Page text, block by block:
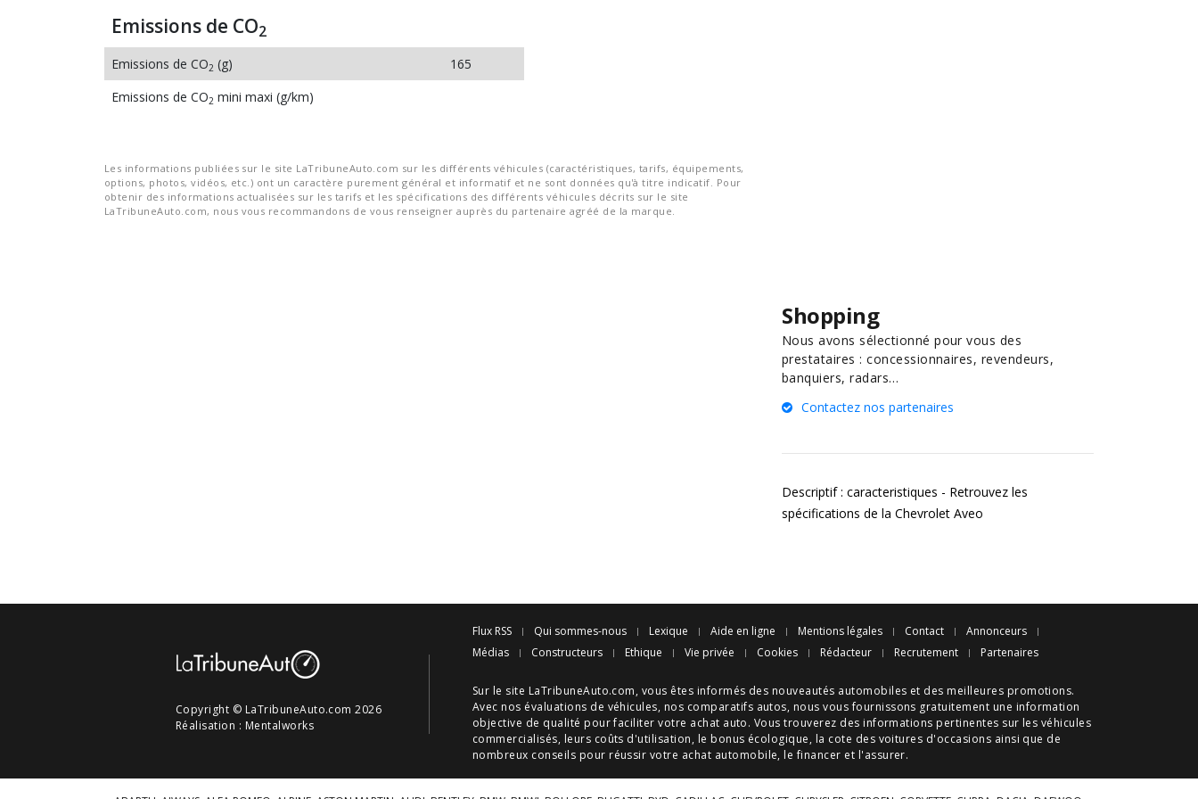
Emissions de CO2
Emissions de CO2 (g)
165
Emissions de CO2 mini maxi (g/km)
Les informations publiées sur le site LaTribuneAuto.com sur les différents véhicules (caractéristiques, tarifs, équipements,
options, photos, vidéos, etc.) ont un caractère purement général et informatif et ne sont données qu'à titre indicatif. Pour
obtenir des informations actualisées sur les tarifs et les spécifications des différents véhicules décrits sur le site
LaTribuneAuto.com, nous vous recommandons de vous renseigner auprès du partenaire agréé de la marque.
Shopping
Nous avons sélectionné pour vous des
prestataires : concessionnaires, revendeurs,
banquiers, radars…
Contactez nos partenaires
Descriptif : caracteristiques - Retrouvez les
spécifications de la Chevrolet Aveo
Copyright © LaTribuneAuto.com 2026
Réalisation : Mentalworks
Flux RSS Qui sommes-nous Lexique Aide en ligne Mentions légales Contact
Annonceurs
Médias
Constructeurs Ethique Vie privée Cookies Rédacteur Recrutement Partenaires
Sur le site LaTribuneAuto.com, vous êtes informés des nouveautés automobiles et des meilleures promotions.
Avec nos évaluations de véhicules, nos comparatifs autos, nous vous fournissons gratuitement une information
objective de qualité pour faciliter votre achat auto. Vous trouverez des informations pertinentes sur les véhicules
commercialisés, leurs coûts d'utilisation, le bonus écologique, la cote des voitures d'occasions ainsi que de
nombreux conseils pour réussir votre achat automobile, le financer et l'assurer.